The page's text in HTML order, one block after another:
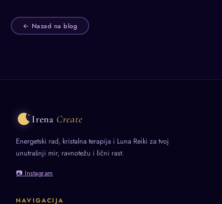
← Nazad na blog
Irena Create
Energetski rad, kristalna terapija i Luna Reiki za tvoj
unutrašnji mir, ravnotežu i lični rast.
📷 Instagram
NAVIGACIJA